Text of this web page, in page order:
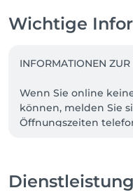
Wichtige
INFORMATIONEN
Wenn Sie online
können, melden Sie
Öffnungszeiten
Salon Policy: Deine